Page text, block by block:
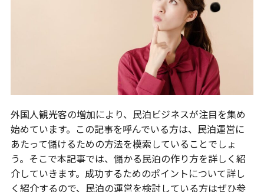
外国人観光客の増加により、民泊ビジネスが注目を集め
始めています。この記事を呼んでいる方は、民泊運営に
あたって儲けるための方法を模索していることでしょ
う。そこで本記事では、儲かる民泊の作り方を詳しく紹
介していきます。成功するためのポイントについて詳し
く紹介するので、民泊の運営を検討している方はぜひ参